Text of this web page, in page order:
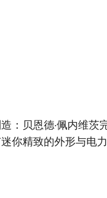
：贝恩德·佩内维茨
精致的外形与电力